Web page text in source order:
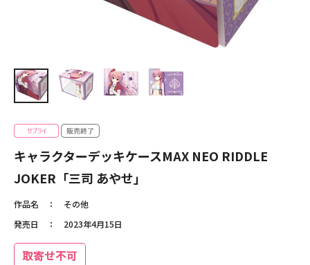
キャラクターデッキケースMAX NEO RIDDLE
JOKER「三司 あやせ」
作品名
その他
発売日
2023年4月15日
取寄せ不可